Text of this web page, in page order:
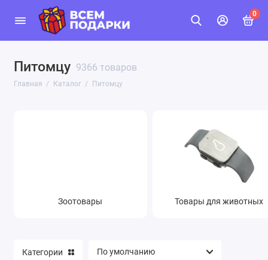
0
Питомцу 9366 товаров
Главная Каталог Питомцу
Зоотовары Товары для животных
Категории